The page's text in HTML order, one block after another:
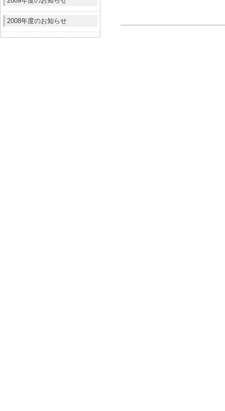
2008年度のお知らせ